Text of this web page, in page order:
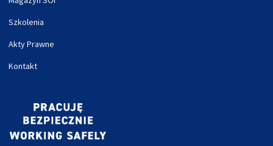
Szkolenia
Akty Prawne
Kontakt